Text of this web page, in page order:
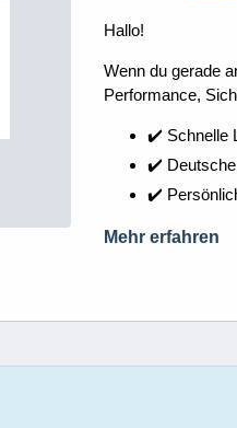
Hallo!
Wenn du gerade
Performance,
✔️ Schnelle
✔️ Deutsche
✔️
Mehr erfahren